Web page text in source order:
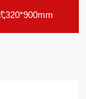
320*900mm